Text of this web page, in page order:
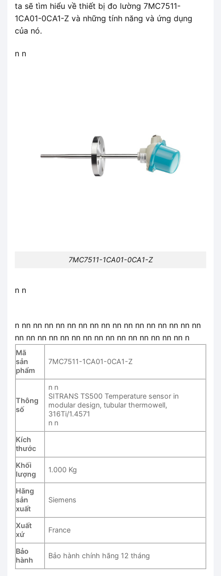
ta sẽ tìm hiểu về thiết bị đo lường 7MC7511-
1CA01-0CA1-Z và những tính năng và ứng dụng
của nó.
n n
7MC7511-1CA01-0CA1-Z
n n
n nn nn nn nn nn nn nn nn nn nn nn nn nn nn nn nn
nn nn nn nn nn nn nn nn nn nn nn nn nn nn nn n
Mã
sản
phẩm
7MC7511-1CA01-0CA1-Z
Thông
số
n n
SITRANS TS500 Temperature sensor in
modular design, tubular thermowell,
316Ti/1.4571
n n
Kích
thước
Khối
lượng
1.000 Kg
Hãng
sản
xuất
Siemens
Xuất
xứ
France
Bảo
hành
Bảo hành chính hãng 12 tháng